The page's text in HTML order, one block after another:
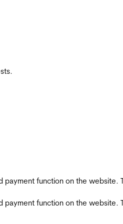
function on the website.
function on the website.